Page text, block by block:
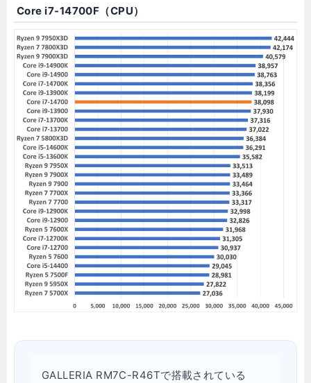
Core i7-14700F（CPU）
GALLERIA RM7C-R46Tで搭載されている